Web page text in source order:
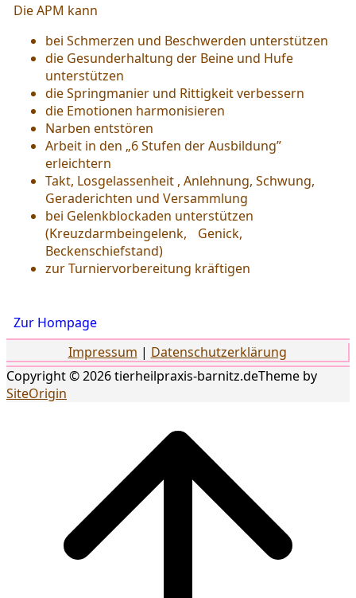
Die APM kann
bei Schmerzen und Beschwerden unterstützen
die Gesunderhaltung der Beine und Hufe
unterstützen
die Springmanier und Rittigkeit verbessern
die Emotionen harmonisieren
Narben entstören
Arbeit in den „6 Stufen der Ausbildung”
erleichtern
Takt, Losgelassenheit , Anlehnung, Schwung,
Geraderichten und Versammlung
bei Gelenkblockaden unterstützen
(Kreuzdarmbeingelenk, Genick,
Beckenschiefstand)
zur Turniervorbereitung kräftigen
Zur Hompage
Impressum | Datenschutzerklärung
Copyright © 2026 tierheilpraxis-barnitz.deTheme by
SiteOrigin